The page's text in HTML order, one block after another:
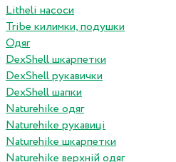
Litheli насоси
Tribe килимки, подушки
Одяг
DexShell шкарпетки
DexShell рукавички
DexShell шапки
Naturehike одяг
Naturehike рукавиці
Naturehike шкарпетки
Naturehike верхній одяг